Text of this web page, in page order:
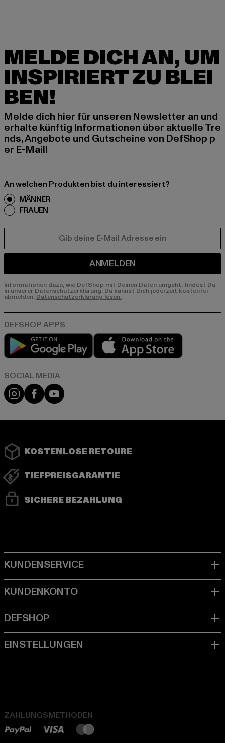
MELDE DICH AN, UM
INSPIRIERT ZU BLEI
BEN!
Melde dich hier für unseren Newsletter an und
erhalte künftig Informationen über aktuelle Tre
nds, Angebote und Gutscheine von DefShop p
er E-Mail!
An welchen Produkten bist du interessiert?
MÄNNER
FRAUEN
ANMELDEN
Informationen dazu, wie DefShop mit Deinen Daten umgeht, findest Du
in unserer Datenschutzerklärung. Du kannst Dich jederzeit kostenfei
abmelden. Datenschutzerklärung lesen.
Play market
Instagram
FacebookYouTube
KOSTENLOSE RETOURE
TIEFPREISGARANTIE
SICHERE BEZAHLUNG
ZAHLUNGSMETHODEN